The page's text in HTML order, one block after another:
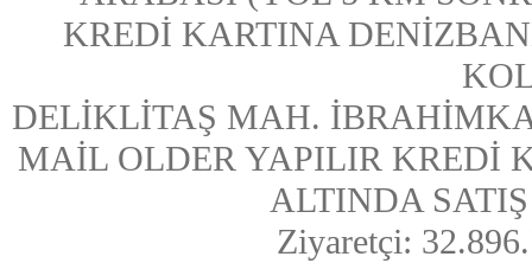
KREDİ KARTINA
DELİKLİTAŞ MAH.
MAİL OLDER YAPILIR KREDİ
ALTINDA
Ziyaretçi: